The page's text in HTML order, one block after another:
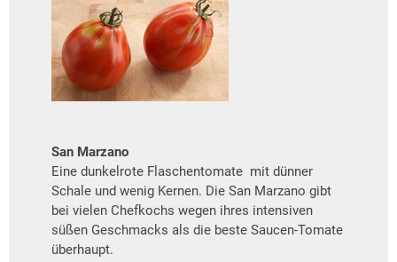
San Marzano
Eine dunkelrote Flaschentomate mit dünner
Schale und wenig Kernen. Die San Marzano gibt
bei vielen Chefkochs wegen ihres intensiven
süßen Geschmacks als die beste Saucen-Tomate
überhaupt.